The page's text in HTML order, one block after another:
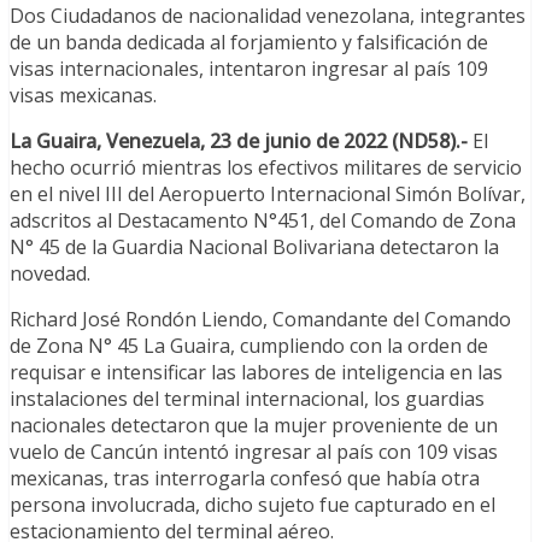
Dos Ciudadanos de nacionalidad venezolana, integrantes
de un banda dedicada al forjamiento y falsificación de
visas internacionales, intentaron ingresar al país 109
visas mexicanas.
La Guaira, Venezuela, 23 de junio de 2022 (ND58).- El
hecho ocurrió mientras los efectivos militares de servicio
en el nivel III del Aeropuerto Internacional Simón Bolívar,
adscritos al Destacamento N°451, del Comando de Zona
N° 45 de la Guardia Nacional Bolivariana detectaron la
novedad.
Richard José Rondón Liendo, Comandante del Comando
de Zona N° 45 La Guaira, cumpliendo con la orden de
requisar e intensificar las labores de inteligencia en las
instalaciones del terminal internacional, los guardias
nacionales detectaron que la mujer proveniente de un
vuelo de Cancún intentó ingresar al país con 109 visas
mexicanas, tras interrogarla confesó que había otra
persona involucrada, dicho sujeto fue capturado en el
estacionamiento del terminal aéreo.